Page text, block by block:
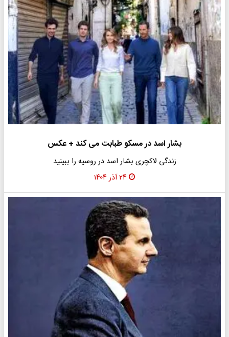
بشار اسد در مسکو طبابت می کند + عکس
زندگی لاکچری بشار اسد در روسیه را ببینید
۲۴ آذر ۱۴۰۴